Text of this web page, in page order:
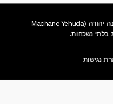
© כל הזכויות שמורות לאתר שוק מחנה יהודה (Machane Yehuda
נגישות